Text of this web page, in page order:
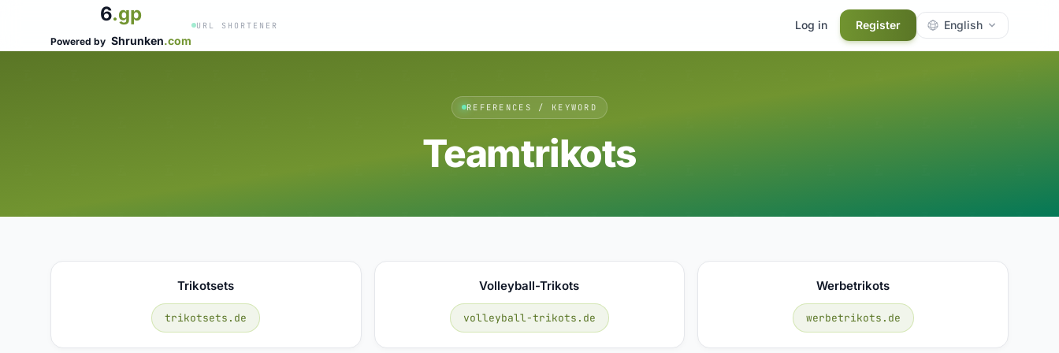
6.gp
Powered by Shrunken.com
URL SHORTENER Log in Register English
REFERENCES / KEYWORD
Teamtrikots
Trikotsets
trikotsets.de
Volleyball-Trikots
volleyball-trikots.de
Werbetrikots
werbetrikots.de